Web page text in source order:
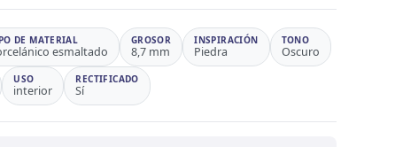
DE MATERIAL
esmaltado
GROSOR
8,7 mm
INSPIRACIÓN
Piedra
TONO
Oscuro
USO
interior
RECTIFICADO
Sí